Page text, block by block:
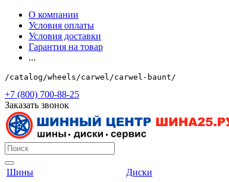
О компании
Условия оплаты
Условия доставки
Гарантия на товар
...
/catalog/wheels/carwel/carwel-baunt/
+7 (800) 700-88-25
Заказать звонок
Шины
Диски